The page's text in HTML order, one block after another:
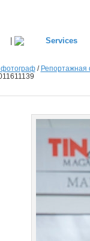
|
/ Репортажная